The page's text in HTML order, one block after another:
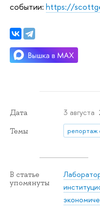
событии: https://
Дата 3 августа
Темы репортаж
В статье
упомянуты